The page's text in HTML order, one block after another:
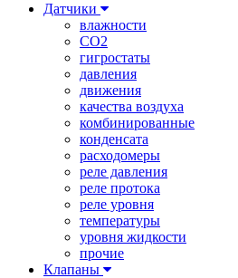
Датчики
влажности
CO2
гигростаты
давления
движения
качества воздуха
комбинированные
конденсата
расходомеры
реле давления
реле протока
реле уровня
температуры
уровня жидкости
прочие
Клапаны